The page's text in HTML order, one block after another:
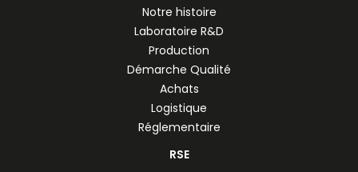
Notre histoire
Laboratoire R&D
Production
Démarche Qualité
Achats
Logistique
Réglementaire
RSE